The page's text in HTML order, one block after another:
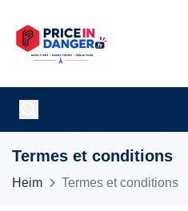
Termes et conditions
Heim Termes et conditions